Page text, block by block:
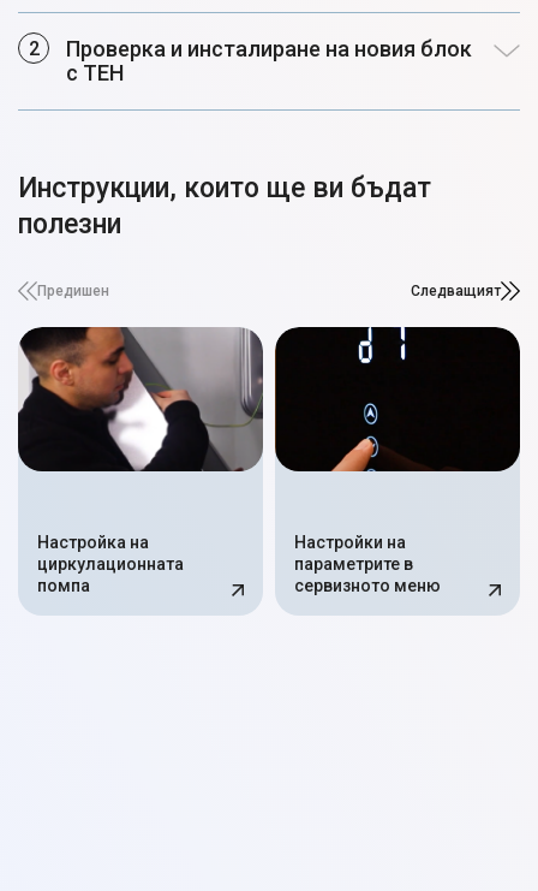
Проверка и инсталиране на новия блок
с ТЕН
Инструкции, които ще ви бъдат
полезни
Предишен Следващият
Настройка на
циркулационната
помпа
Настройки на
параметрите в
сервизното меню